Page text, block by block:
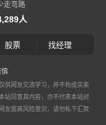
走弯路
人
股票 找经理
慎
供网友交流学习，并不构成买卖
站同意其内容，亦不代表本站对
友提高风险意识，请勿私下汇款